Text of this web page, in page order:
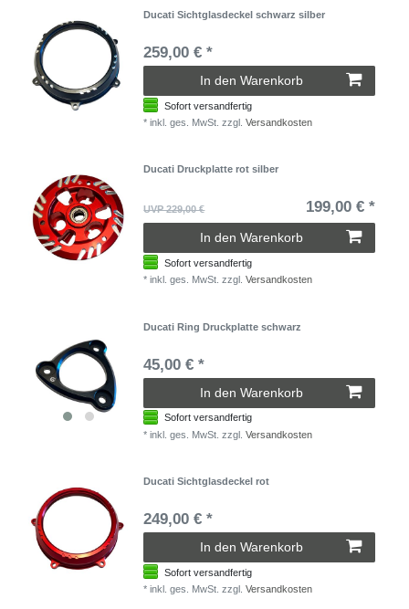
Ducati Sichtglasdeckel schwarz silber
259,00 € *
In den Warenkorb
Sofort versandfertig
*inkl. ges. MwSt. zzgl.Versandkosten
Ducati Druckplatte rot silber
UVP 229,00 € 199,00 € *
In den Warenkorb
Sofort versandfertig
*inkl. ges. MwSt. zzgl.Versandkosten
Ducati Ring Druckplatte schwarz
45,00 € *
In den Warenkorb
Sofort versandfertig
*inkl. ges. MwSt. zzgl.Versandkosten
Ducati Sichtglasdeckel rot
249,00 € *
In den Warenkorb
Sofort versandfertig
*inkl. ges. MwSt. zzgl.Versandkosten